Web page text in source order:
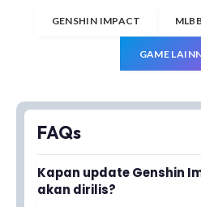
GENSHIN IMPACT MLBB
GAME
FAQs
Kapan update Genshin
akan dirilis?